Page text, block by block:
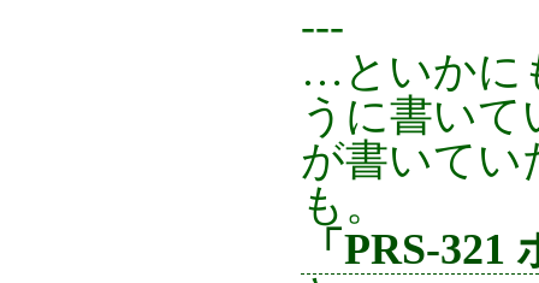
---
…といかに
うに書い
が書いてい
も。
「PRS-